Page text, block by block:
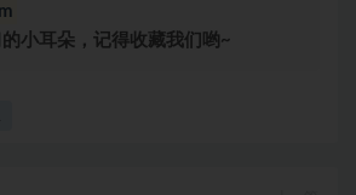
小耳朵，记得收藏我们哟~